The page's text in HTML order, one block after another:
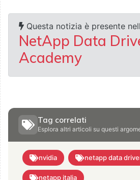
Questa notizia è presente
NetApp Data
Academy
Tag correlati
Esplora altri articoli su questi
nvidia netapp data
netapp italia